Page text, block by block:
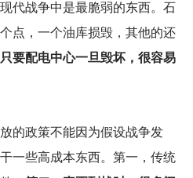
代战争中是最脆弱的东西。石
点，一个油库损毁，其他的还
要配电中心一旦毁坏，很容易
的政策不能因为假设战争发
一些高成本东西。第一，传统